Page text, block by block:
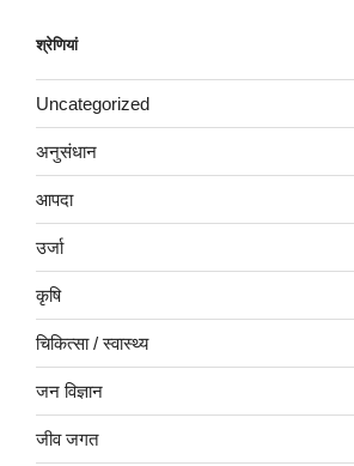
श्रेणियां
Uncategorized
अनुसंधान
आपदा
उर्जा
कृषि
चिकित्सा / स्वास्थ्य
जन विज्ञान
जीव जगत